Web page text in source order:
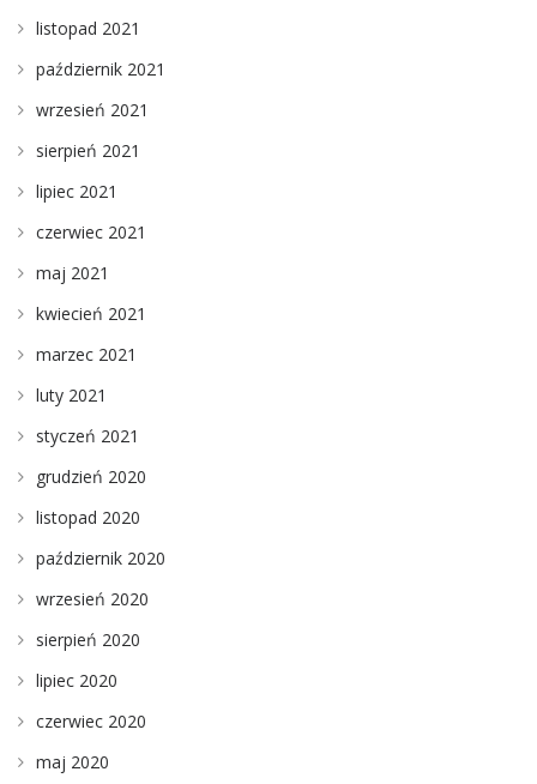
listopad 2021
październik 2021
wrzesień 2021
sierpień 2021
lipiec 2021
czerwiec 2021
maj 2021
kwiecień 2021
marzec 2021
luty 2021
styczeń 2021
grudzień 2020
listopad 2020
październik 2020
wrzesień 2020
sierpień 2020
lipiec 2020
czerwiec 2020
maj 2020